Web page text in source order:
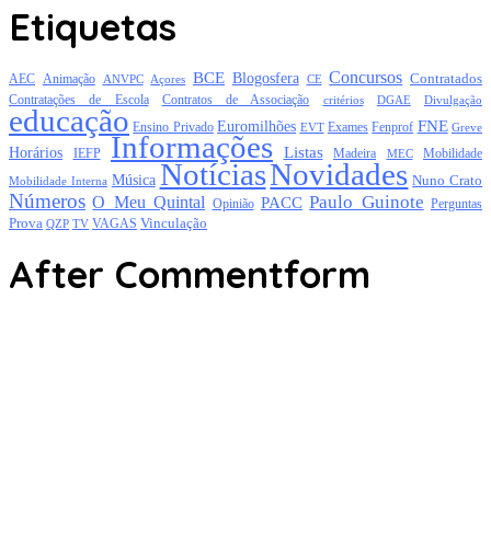
Etiquetas
AEC Animação ANVPC Açores BCE Blogosfera CE Concursos Contratados
Contratações de Escola Contratos de Associação critérios DGAE Divulgação
educação Ensino Privado Euromilhões EVT Exames Fenprof FNE Greve
Horários IEFP Informações Listas Madeira MEC Mobilidade
Mobilidade Interna Música NotíciasNovidades Nuno Crato
Números O Meu Quintal Opinião PACC Paulo Guinote Perguntas
Prova QZP TV VAGAS Vinculação
After Commentform